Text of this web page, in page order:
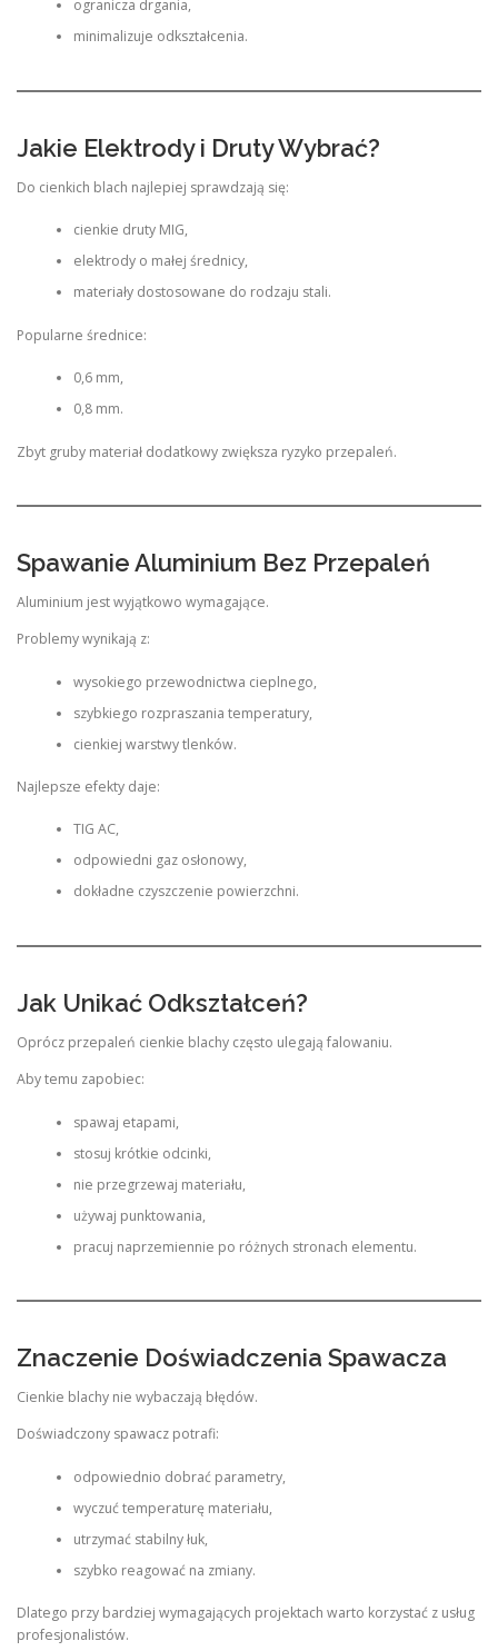
ogranicza drgania,
minimalizuje odkształcenia.
Jakie Elektrody i Druty Wybrać?
Do cienkich blach najlepiej sprawdzają się:
cienkie druty MIG,
elektrody o małej średnicy,
materiały dostosowane do rodzaju stali.
Popularne średnice:
0,6 mm,
0,8 mm.
Zbyt gruby materiał dodatkowy zwiększa ryzyko przepaleń.
Spawanie Aluminium Bez Przepaleń
Aluminium jest wyjątkowo wymagające.
Problemy wynikają z:
wysokiego przewodnictwa cieplnego,
szybkiego rozpraszania temperatury,
cienkiej warstwy tlenków.
Najlepsze efekty daje:
TIG AC,
odpowiedni gaz osłonowy,
dokładne czyszczenie powierzchni.
Jak Unikać Odkształceń?
Oprócz przepaleń cienkie blachy często ulegają falowaniu.
Aby temu zapobiec:
spawaj etapami,
stosuj krótkie odcinki,
nie przegrzewaj materiału,
używaj punktowania,
pracuj naprzemiennie po różnych stronach elementu.
Znaczenie Doświadczenia Spawacza
Cienkie blachy nie wybaczają błędów.
Doświadczony spawacz potrafi:
odpowiednio dobrać parametry,
wyczuć temperaturę materiału,
utrzymać stabilny łuk,
szybko reagować na zmiany.
Dlatego przy bardziej wymagających projektach warto korzystać z usług
profesjonalistów.